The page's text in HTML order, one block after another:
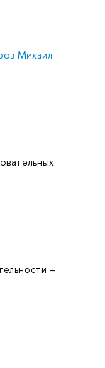
Михаил
–